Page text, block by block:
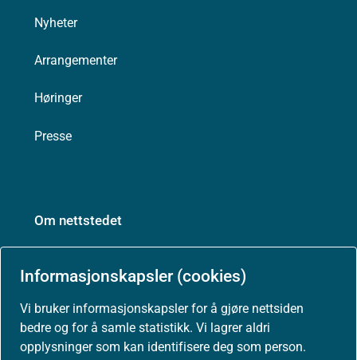
Informasjonskapsler (cookies)
Vi bruker informasjonskapsler for å gjøre nettsiden
bedre og for å samle statistikk. Vi lagrer aldri
opplysninger som kan identifisere deg som person.
Nyheter
Arrangementer
Høringer
Presse
Om nettstedet
Personvernerklæring
Tilgjengelighetserklæring (uustatus.no)
Besøksstatistikk og informasjonskapsler